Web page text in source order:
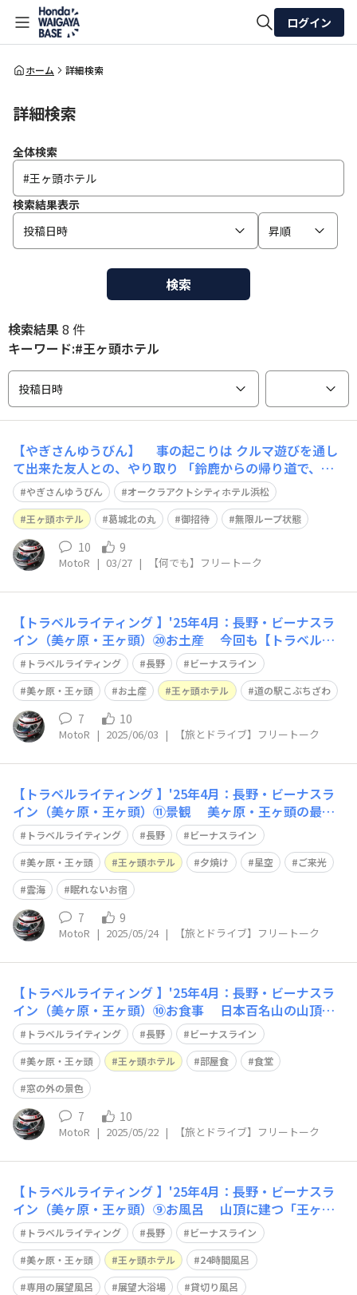
全体検索
ログイン
ホーム 詳細検索
詳細検索
全体検索
検索結果表示
投稿日時
昇順
検索
検索結果8 件
キーワード:#王ヶ頭ホテル
投稿日時
【やぎさんゆうびん】 事の起こりは クルマ遊びを通し
て出来た友人との、やり取り 「鈴鹿からの帰り道で、気
に入った常宿見つけたから招待するヨ」 と、浜松駅前の
シティホテルの40階の部屋をとって頂きました😃 その
お返しにと、MotoRのお気に入りの「王ヶ頭ホテル」へ
御招待 https://wai
やぎさんゆうびん
オークラアクトシティホテル浜松
王ヶ頭ホテル
葛城北の丸 御招待 無限ループ状態
10 9
MotoR | 03/27 | 【何でも】フリートーク
【トラベルライティング 】'25年4月：長野・ビーナスラ
イン（美ヶ原・王ヶ頭）⑳お土産 今回も【トラベルラ
イティング 】の締めは、お土産紹介😀 上の写真は「王ヶ
頭ホテル」の売店で購入したモノ 下の写真は「道の駅こ
ぶちざわ」で購入したモノ ご紹介した、大王わさび農
場や諏訪そば打ち道場でも お土
トラベルライティング 長野
ビーナスライン
美ヶ原・王ヶ頭
お土産 王ヶ頭ホテル 道の駅こぶちざわ
7 10
MotoR | 2025/06/03 | 【旅とドライブ】フリートーク
【トラベルライティング 】'25年4月：長野・ビーナスラ
イン（美ヶ原・王ヶ頭）⑪景観 美ヶ原・王ヶ頭の最大
の魅力は、やはり大自然の景観でしょうか🤔 標高２,000
ｍで宿泊して、朝夕の壮大な景色を眺められるのは登山者
の特権ですが それを身近に体験できるのが「王ヶ頭ホテ
トラベルライティング 長野
ビーナスライン
美ヶ原・王ヶ頭
王ヶ頭ホテル 夕焼け 星空
ご来光
雲海
眠れないお宿
7 9
MotoR | 2025/05/24 | 【旅とドライブ】フリートーク
【トラベルライティング 】'25年4月：長野・ビーナスラ
イン（美ヶ原・王ヶ頭）⑩お食事 日本百名山の山頂に
ある宿とは思えない様な、お料理の質も 「王ヶ頭ホテ
ル」の人気の秘密😀 以前は、メインディッシュまでたど
り着けない量でしたが アンケートの効果で、今は常識的
トラベルライティング 長野
ビーナスライン
美ヶ原・王ヶ頭
王ヶ頭ホテル 部屋食
食堂
窓の外の景色
7 10
MotoR | 2025/05/22 | 【旅とドライブ】フリートーク
【トラベルライティング 】'25年4月：長野・ビーナスラ
イン（美ヶ原・王ヶ頭）⑨お風呂 山頂に建つ「王ヶ頭
ホテル」の水は、3km離れた水源から 従って貴重なの
で、お風呂はお湯を常に循環・保温・浄化する24時間風
呂です😀 全40室のうち、専用の展望風呂が有るお部屋
は6室（スイートを含めてネ）
トラベルライティング 長野
ビーナスライン
美ヶ原・王ヶ頭
王ヶ頭ホテル
24時間風呂
専用の展望風呂
展望大浴場 貸切り風呂